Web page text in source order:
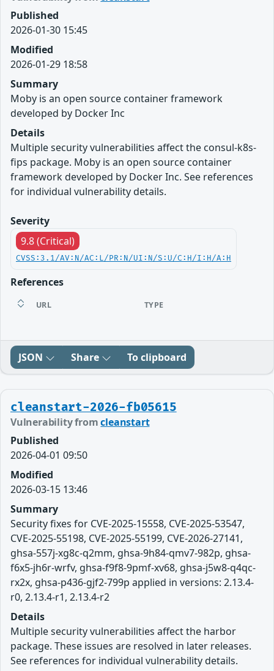
Published
2026-01-30 15:45
Modified
2026-01-29 18:58
Summary
Moby is an open source container framework
developed by Docker Inc
Details
Multiple security vulnerabilities affect the consul-k8s-
fips package. Moby is an open source container
framework developed by Docker Inc. See references
for individual vulnerability details.
Severity
9.8 (Critical)
CVSS:3.1/AV:N/AC:L/PR:N/UI:N/S:U/C:H/I:H/A:H
References
URL TYPE
JSON Share To clipboard
cleanstart-2026-fb05615
Vulnerability fromcleanstart
Published
2026-04-01 09:50
Modified
2026-03-15 13:46
Summary
Security fixes for CVE-2025-15558, CVE-2025-53547,
CVE-2025-55198, CVE-2025-55199, CVE-2026-27141,
ghsa-557j-xg8c-q2mm, ghsa-9h84-qmv7-982p, ghsa-
f6x5-jh6r-wrfv, ghsa-f9f8-9pmf-xv68, ghsa-j5w8-q4qc-
rx2x, ghsa-p436-gjf2-799p applied in versions: 2.13.4-
r0, 2.13.4-r1, 2.13.4-r2
Details
Multiple security vulnerabilities affect the harbor
package. These issues are resolved in later releases.
See references for individual vulnerability details.